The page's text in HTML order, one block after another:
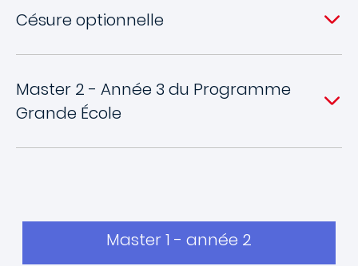
Césure optionnelle
Master 2 - Année 3 du Programme
Grande École
Master 1 - année 2